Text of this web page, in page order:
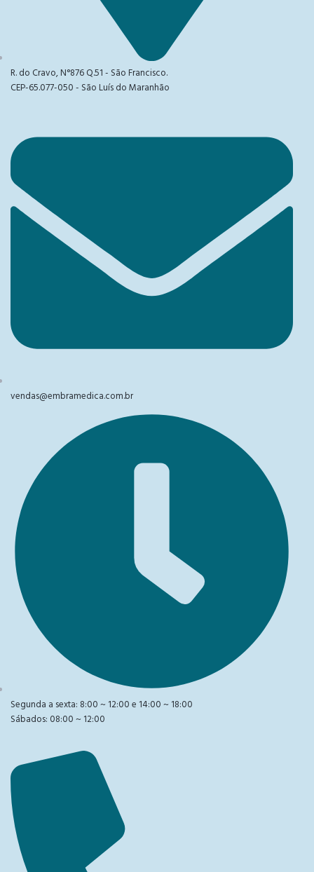
R. do Cravo, N°876 Q.51 - São Francisco.
CEP-65.077-050 - São Luís do Maranhão
vendas@embramedica.com.br
Segunda a sexta: 8:00 ~ 12:00 e 14:00 ~ 18:00
Sábados: 08:00 ~ 12:00